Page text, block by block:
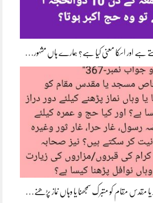
ہے اور اسکا معنی کیا ہے؟ ہمارے ہاں مشہور…
مقام کو متبرک سمجھنا یا وہاں نماز پڑھنے…